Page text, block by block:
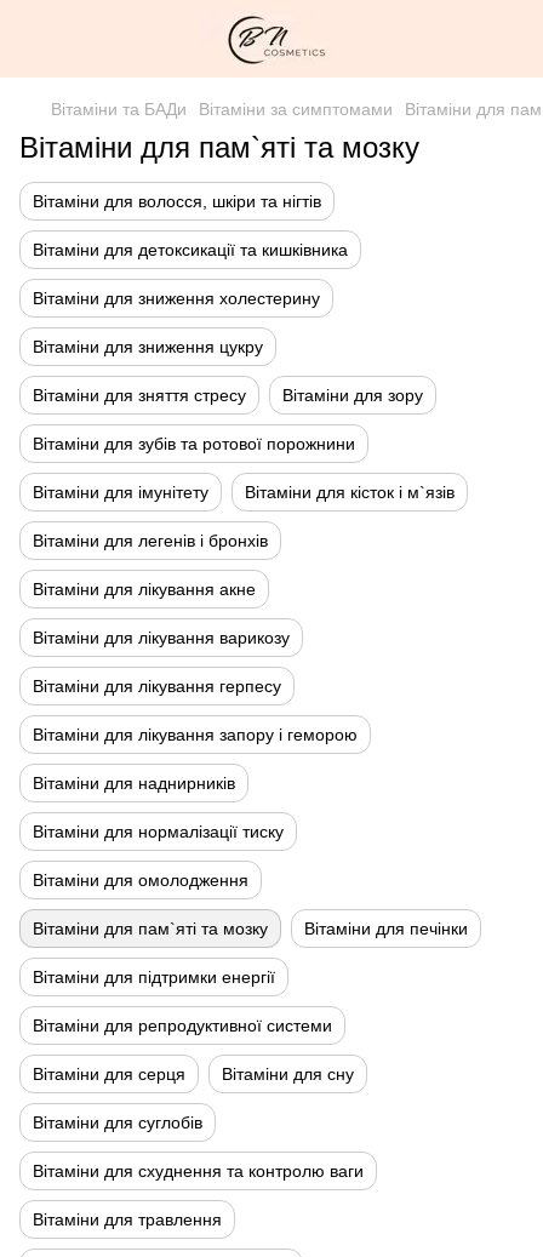
Вітаміни та БАДи Вітаміни за симптомами Вітаміни для
Вітаміни для пам`яті та мозку
Вітаміни для волосся, шкіри та нігтів
Вітаміни для детоксикації та кишківника
Вітаміни для зниження холестерину
Вітаміни для зниження цукру
Вітаміни для зняття стресу Вітаміни для зору
Вітаміни для зубів та ротової порожнини
Вітаміни для імунітету Вітаміни для кісток і м`язів
Вітаміни для легенів і бронхів
Вітаміни для лікування акне
Вітаміни для лікування варикозу
Вітаміни для лікування герпесу
Вітаміни для лікування запору і геморою
Вітаміни для наднирників
Вітаміни для нормалізації тиску
Вітаміни для омолодження
Вітаміни для пам`яті та мозку Вітаміни для печінки
Вітаміни для підтримки енергії
Вітаміни для репродуктивної системи
Вітаміни для серця Вітаміни для сну
Вітаміни для суглобів
Вітаміни для схуднення та контролю ваги
Вітаміни для травлення